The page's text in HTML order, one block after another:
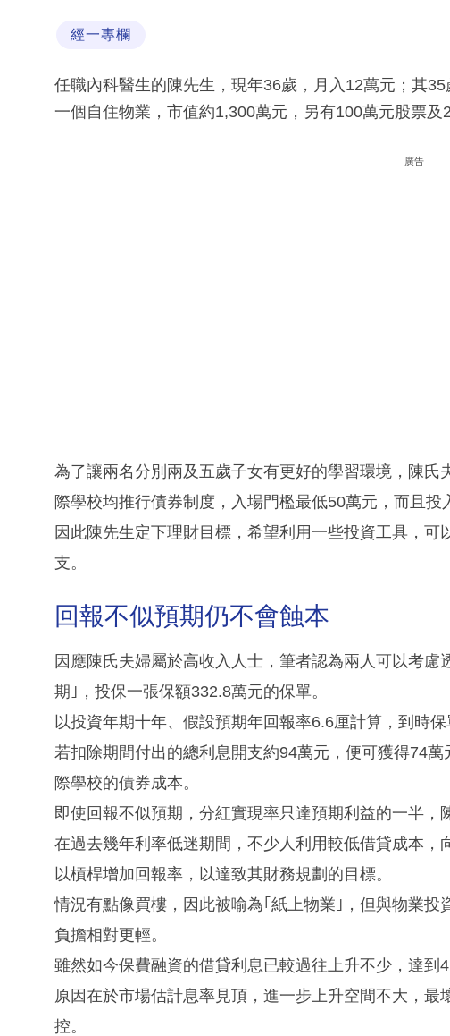
經一專欄
任職內科醫生的陳先生，現年36歲，月入12萬元；其
一個自住物業，市值約1,300萬元，另有100萬元股票及
廣告
為了讓兩名分別兩及五歲子女有更好的學習環境，陳氏
際學校均推行債券制度，入場門檻最低50萬元，而且投
因此陳先生定下理財目標，希望利用一些投資工具，
支。
回報不似預期仍不會蝕本
因應陳氏夫婦屬於高收入人士，筆者認為兩人可以考
期｣，投保一張保額332.8萬元的保單。
以投資年期十年、假設預期年回報率6.6厘計算，到時保
若扣除期間付出的總利息開支約94萬元，便可獲得74
際學校的債券成本。
即使回報不似預期，分紅實現率只達預期利益的一半，
在過去幾年利率低迷期間，不少人利用較低借貸成本，
以槓桿增加回報率，以達致其財務規劃的目標。
情況有點像買樓，因此被喻為｢紙上物業｣，但與物業
負擔相對更輕。
雖然如今保費融資的借貸利息已較過往上升不少，達到
原因在於市場估計息率見頂，進一步上升空間不大，
控。